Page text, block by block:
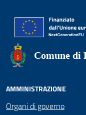
Comune di
AMMINISTRAZIONE
Organi di governo